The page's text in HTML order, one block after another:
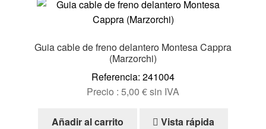
Guia cable de freno delantero Montesa Cappra
(Marzorchi)
Referencia: 241004
Precio : 5,00 €sin IVA
Añadir al carrito Vista rápida